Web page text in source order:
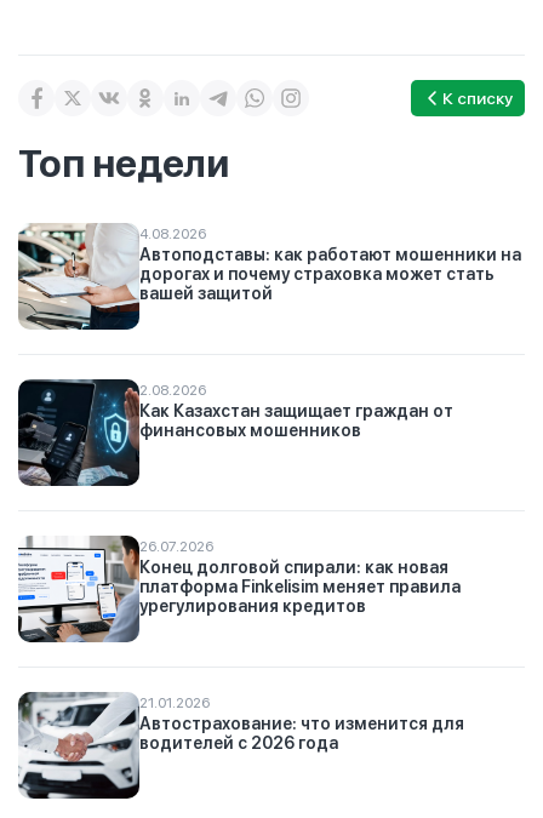
К списку
Топ недели
4.08.2026
Автоподставы: как работают мошенники на
дорогах и почему страховка может стать
вашей защитой
2.08.2026
Как Казахстан защищает граждан от
финансовых мошенников
26.07.2026
Конец долговой спирали: как новая
платформа Finkelisim меняет правила
урегулирования кредитов
21.01.2026
Автострахование: что изменится для
водителей с 2026 года